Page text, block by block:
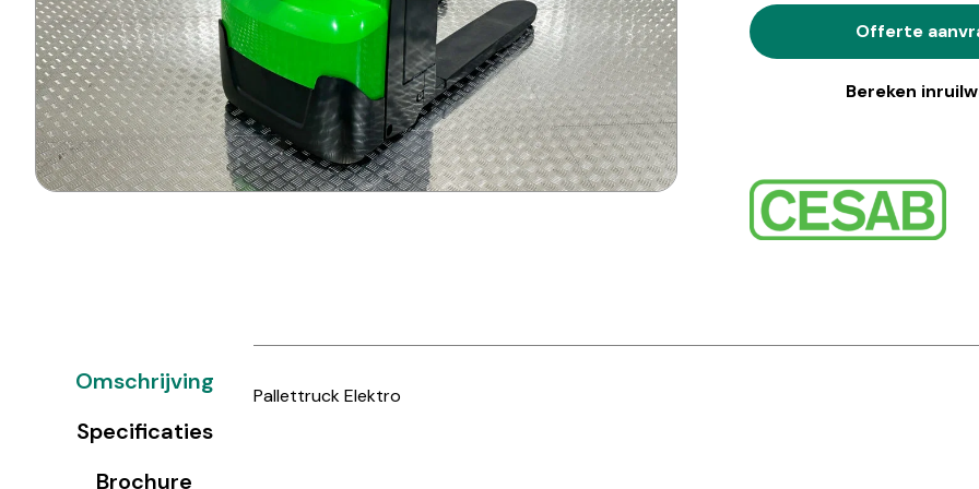
Offerte
Bereken
Omschrijving
Specificaties
Brochure
Pallettruck Elektro